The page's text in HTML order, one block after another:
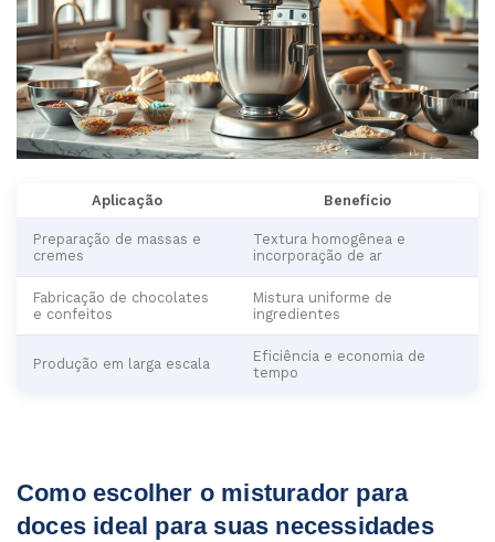
Aplicação Benefício
Preparação de massas e
cremes
Textura homogênea e
incorporação de ar
Fabricação de chocolates
e confeitos
Mistura uniforme de
ingredientes
Produção em larga escala
Eficiência e economia de
tempo
Como escolher o misturador para
doces ideal para suas necessidades